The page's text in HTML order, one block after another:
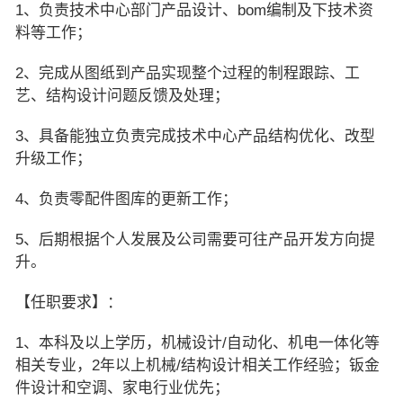
1、负责技术中心部门产品设计、bom编制及下技术资
料等工作；
2、完成从图纸到产品实现整个过程的制程跟踪、工
艺、结构设计问题反馈及处理；
3、具备能独立负责完成技术中心产品结构优化、改型
升级工作；
4、负责零配件图库的更新工作；
5、后期根据个人发展及公司需要可往产品开发方向提
升。
【任职要求】：
1、本科及以上学历，机械设计/自动化、机电一体化等
相关专业，2年以上机械/结构设计相关工作经验；钣金
件设计和空调、家电行业优先；